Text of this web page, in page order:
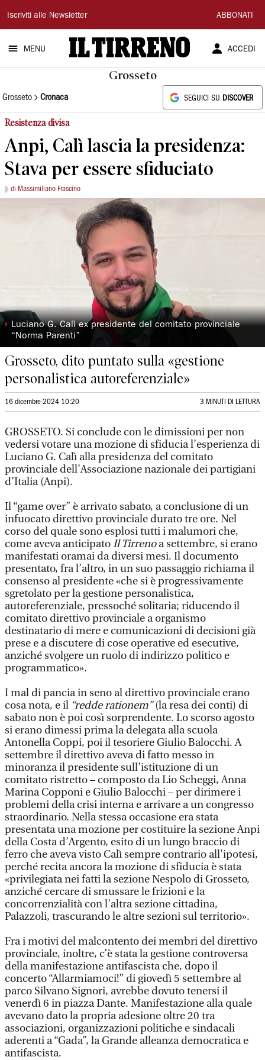
Il
Tirreno
Iscriviti alle Newsletter ABBONATI
MENU ACCEDI
Grosseto
Grosseto Cronaca SEGUICI SU DISCOVER
Resistenza divisa
Anpi, Calì lascia la presidenza:
Stava per essere sfiduciato
di Massimiliano Frascino
◗ Luciano G. Calì ex presidente del comitato provinciale
“Norma Parenti”
Grosseto, dito puntato sulla «gestione
personalistica autoreferenziale»
16 dicembre 2024 10:20 3 MINUTI DI LETTURA
GROSSETO. Si conclude con le dimissioni per non
vedersi votare una mozione di sfiducia l’esperienza di
Luciano G. Calì alla presidenza del comitato
provinciale dell’Associazione nazionale dei partigiani
d’Italia (Anpi).
Il “game over” è arrivato sabato, a conclusione di un
infuocato direttivo provinciale durato tre ore. Nel
corso del quale sono esplosi tutti i malumori che,
come aveva anticipatoIl Tirrenoa settembre, si erano
manifestati oramai da diversi mesi. Il documento
presentato, fra l’altro, in un suo passaggio richiama il
consenso al presidente «che si è progressivamente
sgretolato per la gestione personalistica,
autoreferenziale, pressoché solitaria; riducendo il
comitato direttivo provinciale a organismo
destinatario di mere e comunicazioni di decisioni già
prese e a discutere di cose operative ed esecutive,
anziché svolgere un ruolo di indirizzo politico e
programmatico».
I mal di pancia in seno al direttivo provinciale erano
cosa nota, e il “redde rationem”(la resa dei conti) di
sabato non è poi così sorprendente. Lo scorso agosto
si erano dimessi prima la delegata alla scuola
Antonella Coppi, poi il tesoriere Giulio Balocchi. A
settembre il direttivo aveva di fatto messo in
minoranza il presidente sull’istituzione di un
comitato ristretto – composto da Lio Scheggi, Anna
Marina Copponi e Giulio Balocchi – per dirimere i
problemi della crisi interna e arrivare a un congresso
straordinario. Nella stessa occasione era stata
presentata una mozione per costituire la sezione Anpi
della Costa d’Argento, esito di un lungo braccio di
ferro che aveva visto Calì sempre contrario all’ipotesi,
perché recita ancora la mozione di sfiducia è stata
«privilegiata nei fatti la sezione Nespolo di Grosseto,
anziché cercare di smussare le frizioni e la
concorrenzialità con l’altra sezione cittadina,
Palazzoli, trascurando le altre sezioni sul territorio».
Fra i motivi del malcontento dei membri del direttivo
provinciale, inoltre, c’è stata la gestione controversa
della manifestazione antifascista che, dopo il
concerto “Allarmiamoci!” di giovedì 5 settembre al
parco Silvano Signori, avrebbe dovuto tenersi il
venerdì 6 in piazza Dante. Manifestazione alla quale
avevano dato la propria adesione oltre 20 tra
associazioni, organizzazioni politiche e sindacali
aderenti a “Gada”, la Grande alleanza democratica e
antifascista.